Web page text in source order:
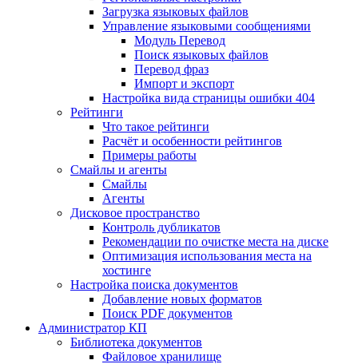
Загрузка языковых файлов
Управление языковыми сообщениями
Mодуль Перевод
Поиск языковых файлов
Перевод фраз
Импорт и экспорт
Настройка вида страницы ошибки 404
Рейтинги
Что такое рейтинги
Расчёт и особенности рейтингов
Примеры работы
Смайлы и агенты
Смайлы
Агенты
Дисковое пространство
Контроль дубликатов
Рекомендации по очистке места на диске
Оптимизация использования места на
хостинге
Настройка поиска документов
Добавление новых форматов
Поиск PDF документов
Администратор КП
Библиотека документов
Файловое хранилище